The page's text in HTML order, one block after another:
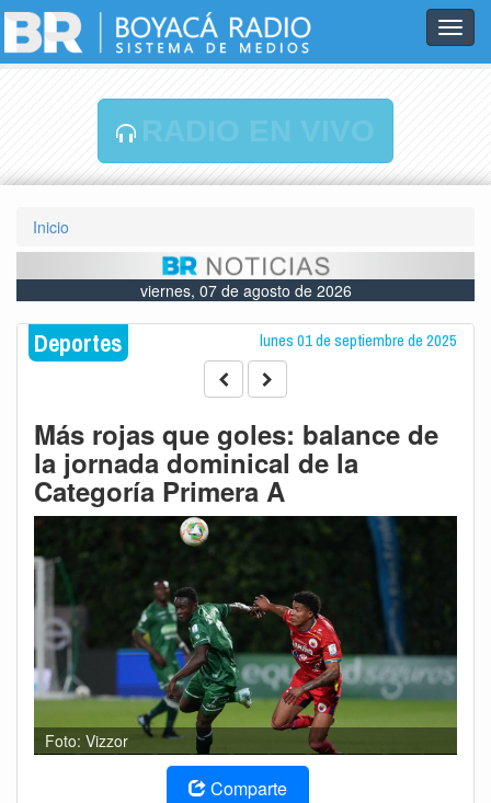
Inicio
viernes, 07 de agosto de 2026
Deportes lunes 01 de septiembre de 2025
Más rojas que goles: balance de
la jornada dominical de la
Categoría Primera A
Foto: Vizzor
Comparte